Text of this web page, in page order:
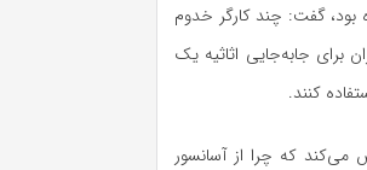
بود، گفت: چند کارگر خدوم
برای جابه‌جایی اثاثیه یک
کنند.
می‌کند که چرا از آسانسور